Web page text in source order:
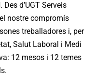
. Des d’UGT Serveis
nostre compromís
treballadores i, per
Salut Laboral i Medi
12 mesos i 12 temes